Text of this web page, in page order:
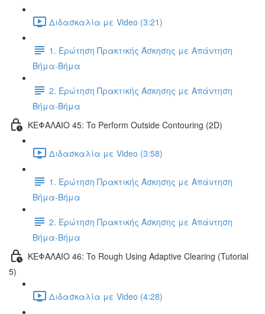
Διδασκαλία με Video (3:21)
1. Ερώτηση Πρακτικής Άσκησης με Απάντηση
Βήμα-Βήμα
2. Ερώτηση Πρακτικής Άσκησης με Απάντηση
Βήμα-Βήμα
ΚΕΦΑΛΑΙΟ 45: To Perform Outside Contouring (2D)
Διδασκαλία με Video (3:58)
1. Ερώτηση Πρακτικής Άσκησης με Απάντηση
Βήμα-Βήμα
2. Ερώτηση Πρακτικής Άσκησης με Απάντηση
Βήμα-Βήμα
ΚΕΦΑΛΑΙΟ 46: To Rough Using Adaptive Clearing (Tutorial
5)
Διδασκαλία με Video (4:28)